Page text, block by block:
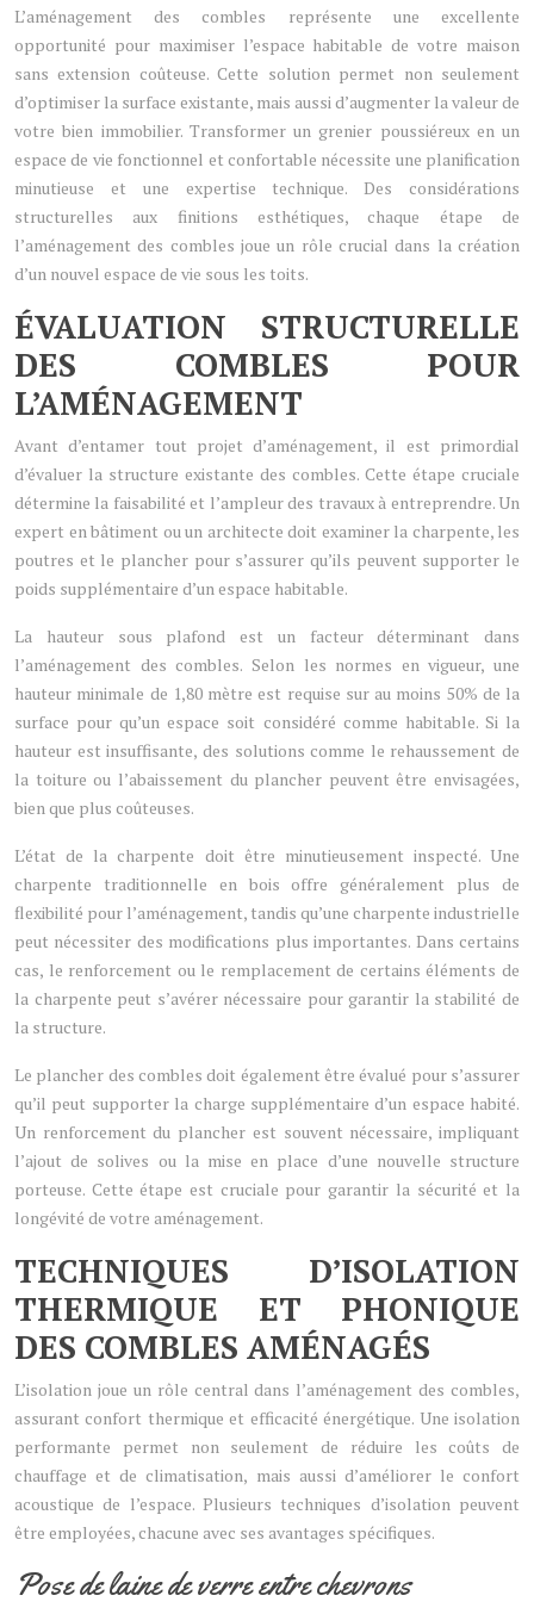
L’aménagement des combles représente une excellente
opportunité pour maximiser l’espace habitable de votre maison
sans extension coûteuse. Cette solution permet non seulement
d’optimiser la surface existante, mais aussi d’augmenter la valeur de
votre bien immobilier. Transformer un grenier poussiéreux en un
espace de vie fonctionnel et confortable nécessite une planification
minutieuse et une expertise technique. Des considérations
structurelles aux finitions esthétiques, chaque étape de
l’aménagement des combles joue un rôle crucial dans la création
d’un nouvel espace de vie sous les toits.
ÉVALUATION STRUCTURELLE
DES COMBLES POUR
L’AMÉNAGEMENT
Avant d’entamer tout projet d’aménagement, il est primordial
d’évaluer la structure existante des combles. Cette étape cruciale
détermine la faisabilité et l’ampleur des travaux à entreprendre. Un
expert en bâtiment ou un architecte doit examiner la charpente, les
poutres et le plancher pour s’assurer qu’ils peuvent supporter le
poids supplémentaire d’un espace habitable.
La hauteur sous plafond est un facteur déterminant dans
l’aménagement des combles. Selon les normes en vigueur, une
hauteur minimale de 1,80 mètre est requise sur au moins 50% de la
surface pour qu’un espace soit considéré comme habitable. Si la
hauteur est insuffisante, des solutions comme le rehaussement de
la toiture ou l’abaissement du plancher peuvent être envisagées,
bien que plus coûteuses.
L’état de la charpente doit être minutieusement inspecté. Une
charpente traditionnelle en bois offre généralement plus de
flexibilité pour l’aménagement, tandis qu’une charpente industrielle
peut nécessiter des modifications plus importantes. Dans certains
cas, le renforcement ou le remplacement de certains éléments de
la charpente peut s’avérer nécessaire pour garantir la stabilité de
la structure.
Le plancher des combles doit également être évalué pour s’assurer
qu’il peut supporter la charge supplémentaire d’un espace habité.
Un renforcement du plancher est souvent nécessaire, impliquant
l’ajout de solives ou la mise en place d’une nouvelle structure
porteuse. Cette étape est cruciale pour garantir la sécurité et la
longévité de votre aménagement.
TECHNIQUES D’ISOLATION
THERMIQUE ET PHONIQUE
DES COMBLES AMÉNAGÉS
L’isolation joue un rôle central dans l’aménagement des combles,
assurant confort thermique et efficacité énergétique. Une isolation
performante permet non seulement de réduire les coûts de
chauffage et de climatisation, mais aussi d’améliorer le confort
acoustique de l’espace. Plusieurs techniques d’isolation peuvent
être employées, chacune avec ses avantages spécifiques.
Pose de laine de verre entre chevrons